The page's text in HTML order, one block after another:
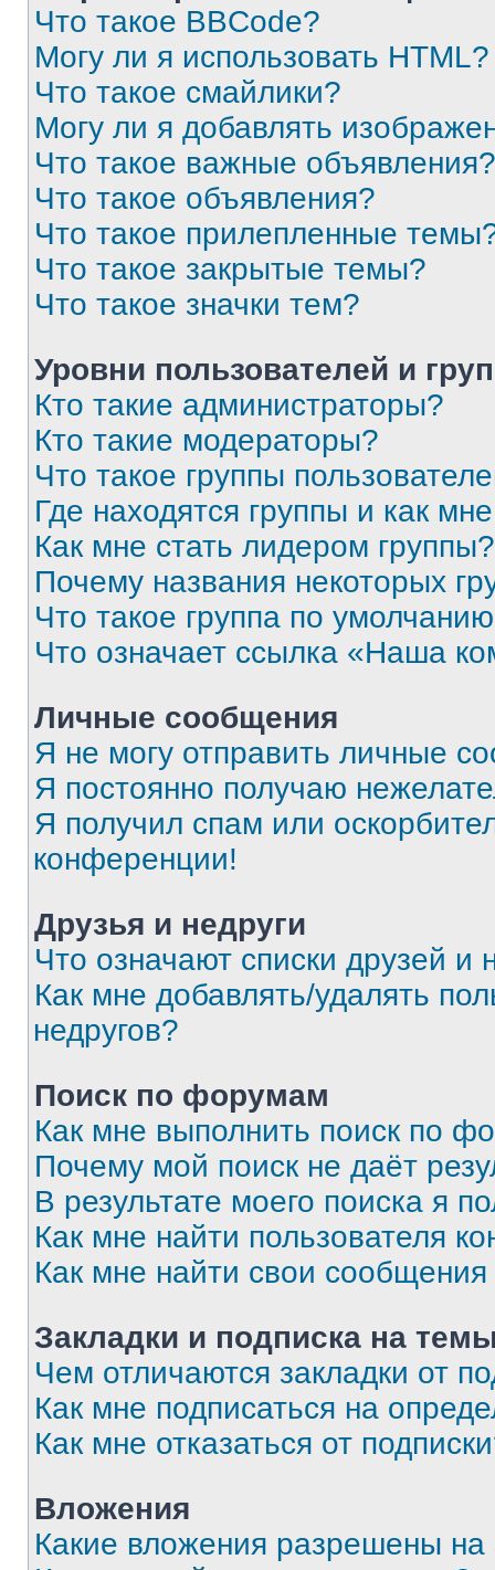
Что такое BBCode?
Могу ли я использовать HTML?
Что такое смайлики?
Могу ли я добавлять
Что такое важные объявления?
Что такое объявления?
Что такое прилепленные
Что такое закрытые темы?
Что такое значки тем?
Уровни пользователей и
Кто такие администраторы?
Кто такие модераторы?
Что такое группы
Где находятся группы и как
Как мне стать лидером группы?
Почему названия некоторых
Что такое группа по
Что означает ссылка «Наша
Личные сообщения
Я не могу отправить личные
Я постоянно получаю
Я получил спам или
конференции!
Друзья и недруги
Что означают списки друзей и
Как мне добавлять/удалять
недругов?
Поиск по форумам
Как мне выполнить поиск по
Почему мой поиск не даёт
В результате моего поиска я
Как мне найти пользователя
Как мне найти свои
Закладки и подписка на
Чем отличаются закладки от
Как мне подписаться на
Как мне отказаться от
Вложения
Какие вложения разрешены